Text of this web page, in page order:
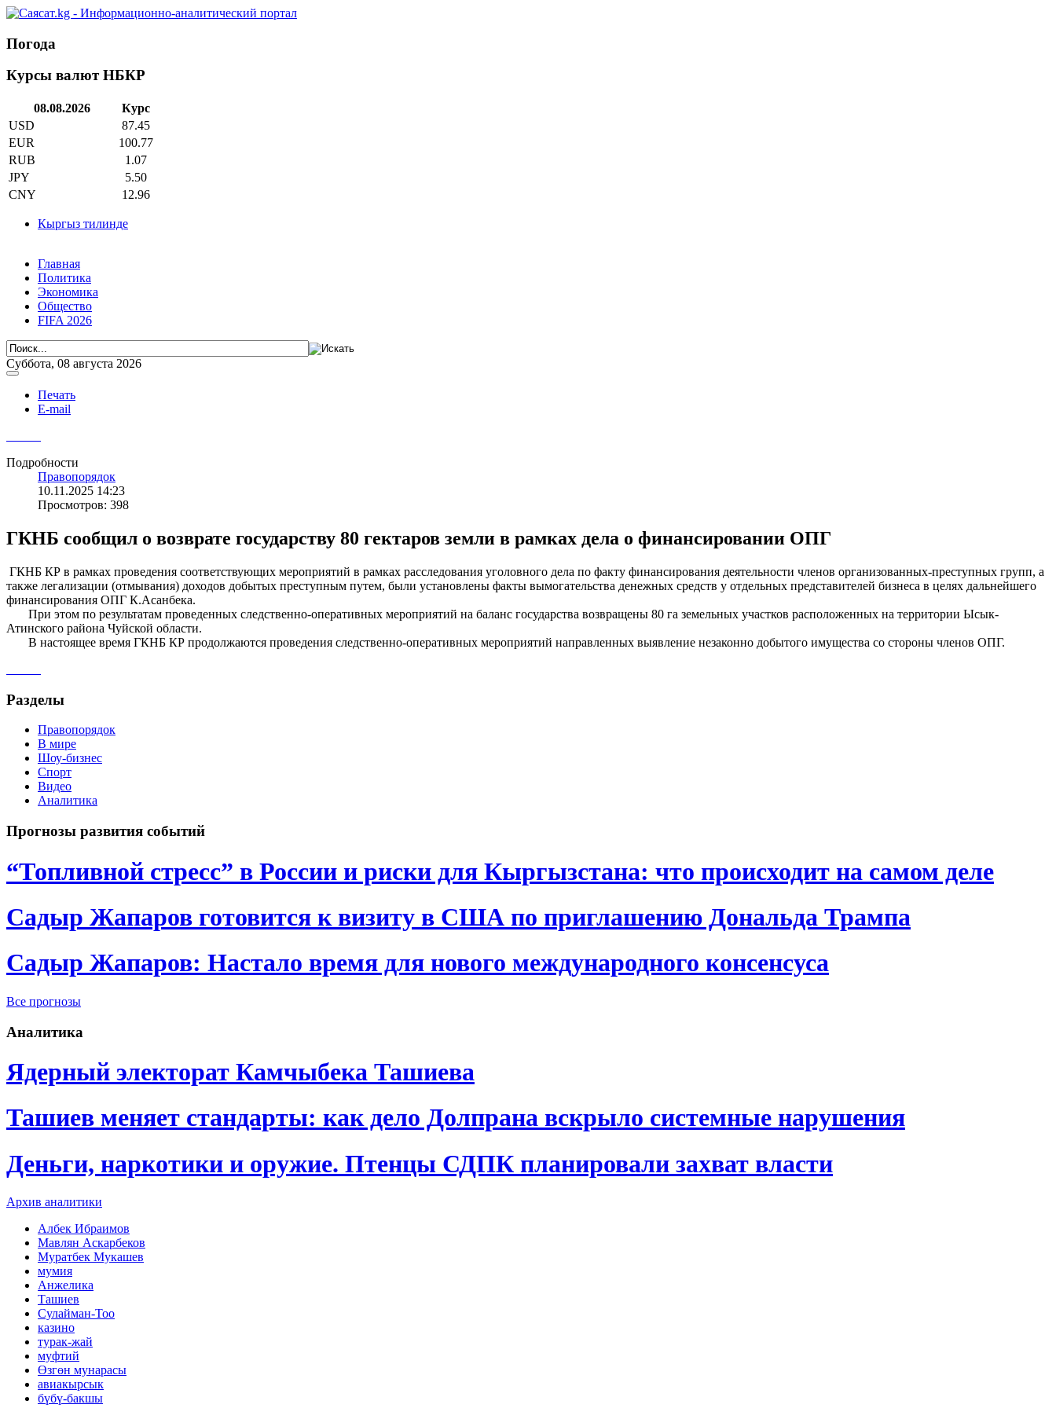
Погода
Курсы валют НБКР
08.08.2026
Курс
USD
87.45
EUR
100.77
RUB
1.07
JPY
5.50
CNY
12.96
Кыргыз тилинде
Главная
Политика
Экономика
Общество
FIFA 2026
Суббота, 08 августа 2026
Печать
E-mail
Подробности
Правопорядок
10.11.2025 14:23
Просмотров: 398
ГКНБ сообщил о возврате государству 80 гектаров земли в рамках дела о финансировании ОПГ
ГКНБ КР в рамках проведения соответствующих мероприятий в рамках расследования уголовного дела по факту финансирования деятельности членов организованных-преступных групп, а
также легализации (отмывания) доходов добытых преступным путем, были установлены факты вымогательства денежных средств у отдельных представителей бизнеса в целях дальнейшего
финансирования ОПГ К.Асанбека.
При этом по результатам проведенных следственно-оперативных мероприятий на баланс государства возвращены 80 га земельных участков расположенных на территории Ысык-
Атинского района Чуйской области.
В настоящее время ГКНБ КР продолжаются проведения следственно-оперативных мероприятий направленных выявление незаконно добытого имущества со стороны членов ОПГ.
Разделы
Правопорядок
В мире
Шоу-бизнес
Спорт
Видео
Аналитика
Прогнозы развития событий
“Топливной стресс” в России и риски для Кыргызстана: что происходит на самом деле
Садыр Жапаров готовится к визиту в США по приглашению Дональда Трампа
Садыр Жапаров: Настало время для нового международного консенсуса
Все прогнозы
Аналитика
Ядерный электорат Камчыбека Ташиева
Ташиев меняет стандарты: как дело Долпрана вскрыло системные нарушения
Деньги, наркотики и оружие. Птенцы СДПК планировали захват власти
Архив аналитики
Албек Ибраимов
Мавлян Аскарбеков
Муратбек Мукашев
мумия
Анжелика
Ташиев
Сулайман-Тоо
казино
турак-жай
муфтий
Өзгөн мунарасы
авиакырсык
бүбү-бакшы